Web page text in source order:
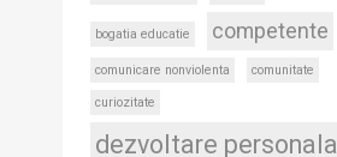
bogatia educatie competente
comunicare nonviolenta comunitate
curiozitate
dezvoltare personala